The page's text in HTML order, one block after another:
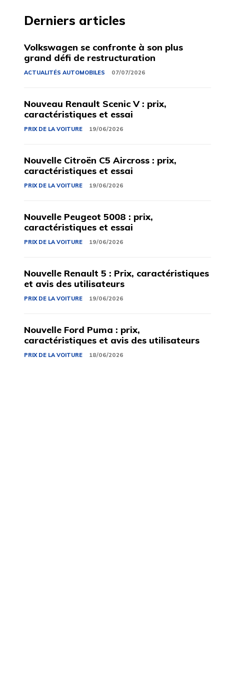
Derniers articles
Volkswagen se confronte à son plus
grand défi de restructuration
ACTUALITÉS AUTOMOBILES 07/07/2026
Nouveau Renault Scenic V : prix,
caractéristiques et essai
PRIX ​​DE LA VOITURE 19/06/2026
Nouvelle Citroën C5 Aircross : prix,
caractéristiques et essai
PRIX ​​DE LA VOITURE 19/06/2026
Nouvelle Peugeot 5008 : prix,
caractéristiques et essai
PRIX ​​DE LA VOITURE 19/06/2026
Nouvelle Renault 5 : Prix, caractéristiques
et avis des utilisateurs
PRIX ​​DE LA VOITURE 19/06/2026
Nouvelle Ford Puma : prix,
caractéristiques et avis des utilisateurs
PRIX ​​DE LA VOITURE 18/06/2026